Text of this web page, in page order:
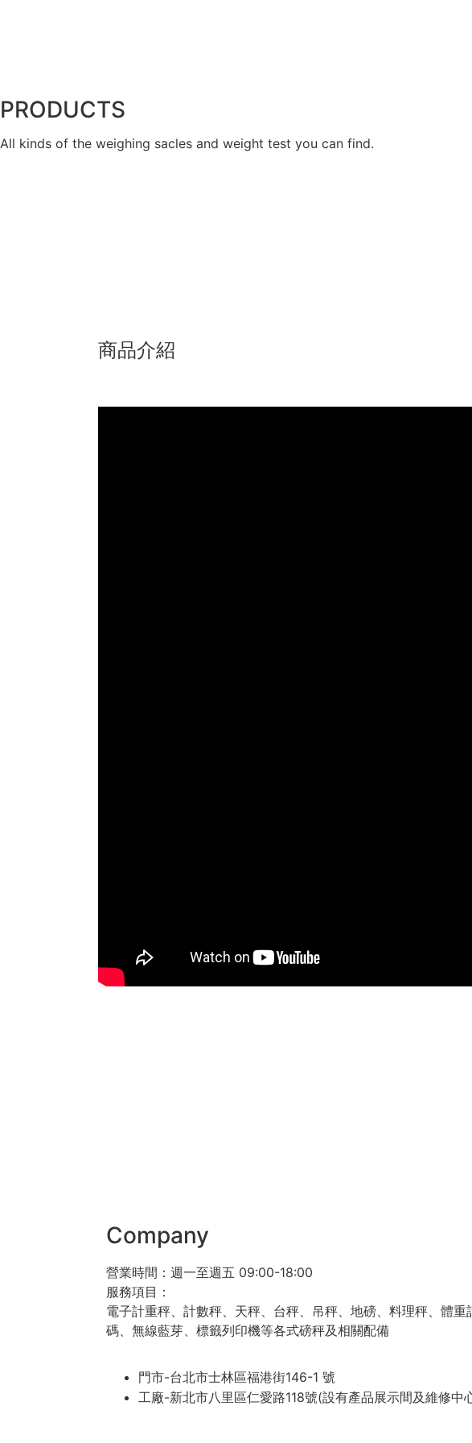
PRODUCTS
All kinds of the weighing sacles and weight test you can find.
商品介紹
Company
營業時間：週一至週五 09:00-18:00
服務項目：
電子計重秤、計數秤、天秤、台秤、吊秤、地磅、料理秤、體重
碼、無線藍芽、標籤列印機等各式磅秤及相關配備
門市-台北市士林區福港街146-1 號
工廠-新北市八里區仁愛路118號(設有產品展示間及維修中